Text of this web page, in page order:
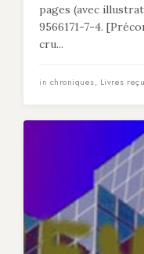
pages (avec
9566171-7-4.
cru...
in chroniques, Livres